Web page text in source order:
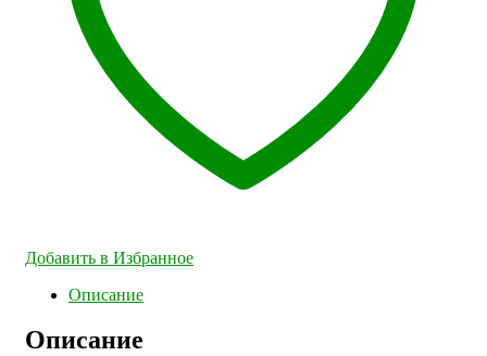
Добавить в Избранное
Описание
Описание